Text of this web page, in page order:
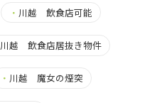
・ 川越 飲食店可能
川越 飲食店居抜き物件
・ 川越 魔女の煙突